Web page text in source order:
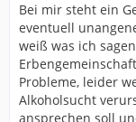
Bei mir steht ein
eventuell
weiß was ich
Probleme, leider
Alkoholsucht
ansprechen soll